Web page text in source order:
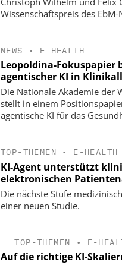
Wissenschaftspreis des EbM-
NEWS • E-HEALTH
Leopoldina-Fokuspapier
agentischer KI in
Die Nationale Akademie der
stellt in einem
agentische KI für das
TOP-THEMEN • E-HEALTH
KI-Agent unterstützt
elektronischen
Die nächste Stufe
einer neuen Studie.
TOP-THEMEN • E-
Auf die richtige KI-